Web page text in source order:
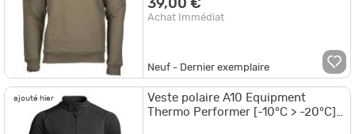
39,00 €
Achat Immédiat
Neuf - Dernier exemplaire
ajouté hier
Veste polaire A10 Equipment
Thermo Performer [-10°C > -20°C]